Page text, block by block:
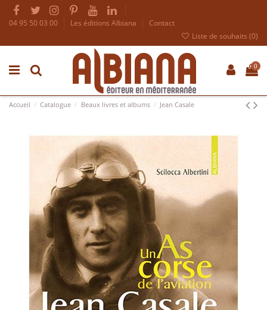
04 95 50 03 00 Les éditions Albiana
Contact
Liste de souhaits (0)
0
Accueil Catalogue Beaux livres et albums Jean Casale